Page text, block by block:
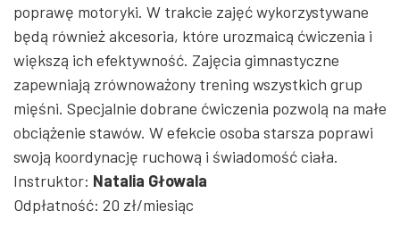
poprawę motoryki. W trakcie zajęć wykorzystywane
będą również akcesoria, które urozmaicą ćwiczenia i
większą ich efektywność. Zajęcia gimnastyczne
zapewniają zrównoważony trening wszystkich grup
mięśni. Specjalnie dobrane ćwiczenia pozwolą na małe
obciążenie stawów. W efekcie osoba starsza poprawi
swoją koordynację ruchową i świadomość ciała.
Instruktor: Natalia Głowala
Odpłatność: 20 zł/miesiąc